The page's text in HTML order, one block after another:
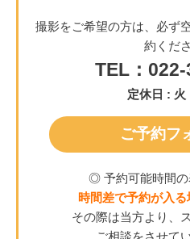
撮影をご希望の方は、必ず
約くだ
TEL：
定休日 : 火
ご予約フ
◎ 予約可能時間の
時間差で予約が入る
その際は当方より、
ご相談をさせて